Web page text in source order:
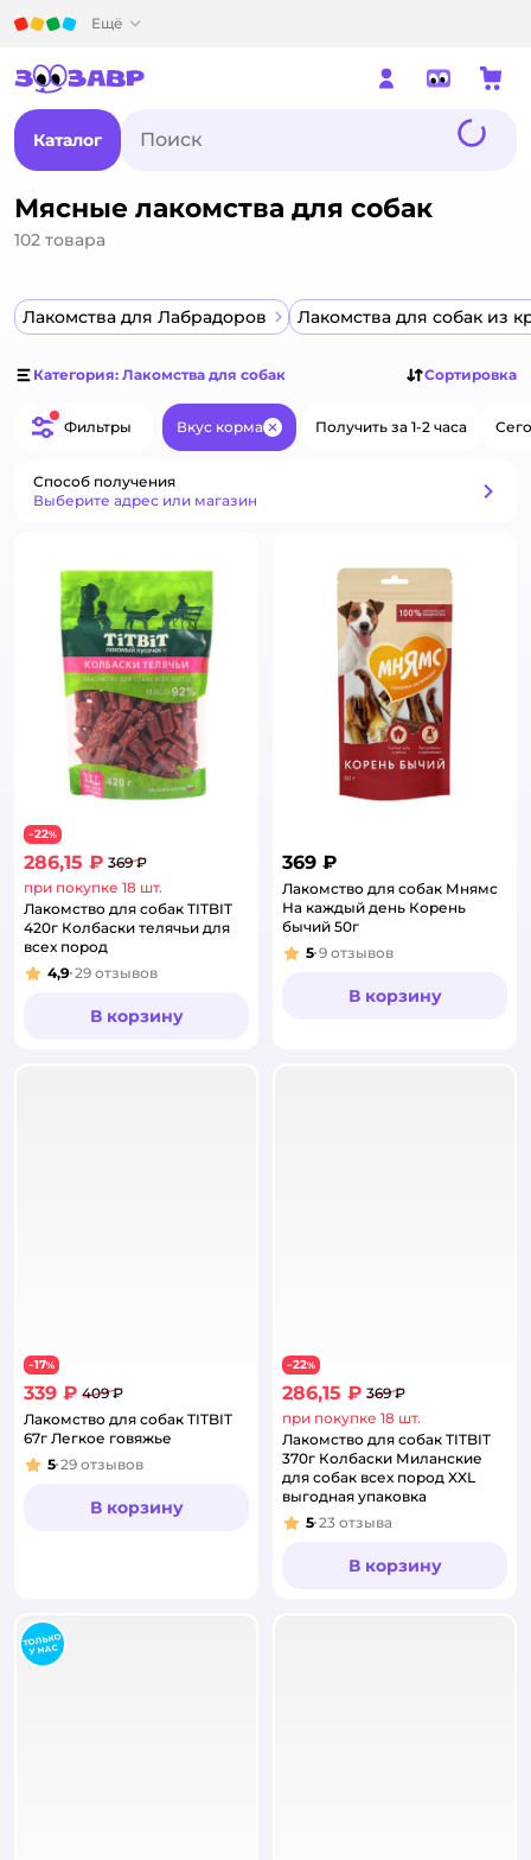
Ещё
Каталог
Мясные лакомства для собак
102 товара
Лакомства для Лабрадоров Лакомства для собак из
Категория: Лакомства для собак Сортировка
Фильтры Вкус корма ЗакрытьПолучить за 1-2 часа
Способ получения
Выберите адрес или магазин
−22%
286,15 ₽ 369 ₽
при покупке 18 шт.
Лакомство для собак TITBIT
420г Колбаски телячьи для
всех пород
Рейтинг:
4,9 29 отзывов
В корзину
369 ₽
Лакомство для собак Мнямс
На каждый день Корень
бычий 50г
Рейтинг:
5 9 отзывов
В корзину
−17%
339 ₽ 409 ₽
Лакомство для собак TITBIT
67г Легкое говяжье
Рейтинг:
5 29 отзывов
В корзину
−22%
286,15 ₽ 369 ₽
при покупке 18 шт.
Лакомство для собак TITBIT
370г Колбаски Миланские
для собак всех пород XXL
выгодная упаковка
Рейтинг:
5 23 отзыва
В корзину